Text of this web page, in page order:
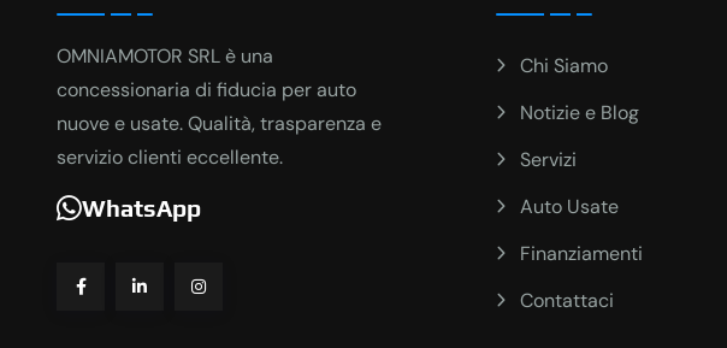
OMNIAMOTOR SRL è una
concessionaria di fiducia per auto
nuove e usate. Qualità, trasparenza e
servizio clienti eccellente.
WhatsApp
Chi Siamo
Notizie e Blog
Servizi
Auto Usate
Finanziamenti
Contattaci